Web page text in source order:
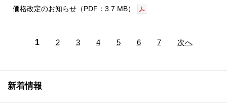
価格改定のお知らせ（PDF：3.7 MB）
1 2 3 4 5 6 7 次へ
新着情報